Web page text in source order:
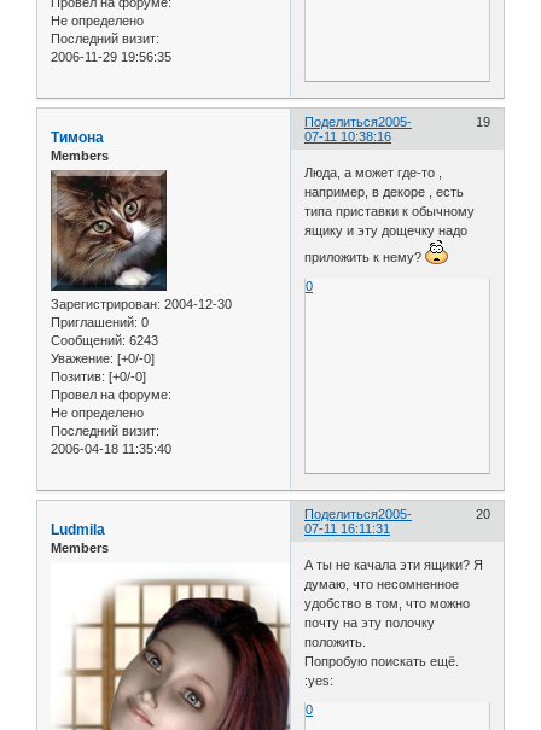
Не определено
Последний визит:
2006-11-29 19:56:35
Поделиться 19
2005-
07-11 10:38:16
Тимона
Members
Зарегистрирован: 2004-12-30
Приглашений: 0
Сообщений: 6243
Уважение: [+0/-0]
Позитив: [+0/-0]
Провел на форуме:
Не определено
Последний визит:
2006-04-18 11:35:40
Люда, а может где-то ,
например, в декоре , есть
типа приставки к обычному
ящику и эту дощечку надо
приложить к нему?
0
Поделиться 20
2005-
07-11 16:11:31
Ludmila
Members
А ты не качала эти ящики? Я
думаю, что несомненное
удобство в том, что можно
почту на эту полочку
положить.
Попробую поискать ещё.
:yes:
0